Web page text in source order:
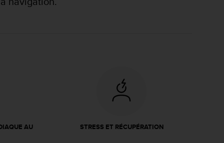
AU STRESS ET RÉCUPÉRATION